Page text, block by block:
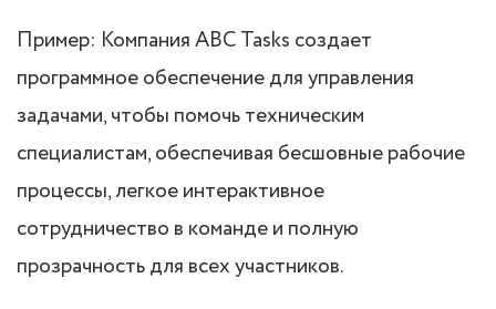
Пример: Компания ABC Tasks создает
программное обеспечение для управления
задачами, чтобы помочь техническим
специалистам, обеспечивая бесшовные рабочие
процессы, легкое интерактивное
сотрудничество в команде и полную
прозрачность для всех участников.